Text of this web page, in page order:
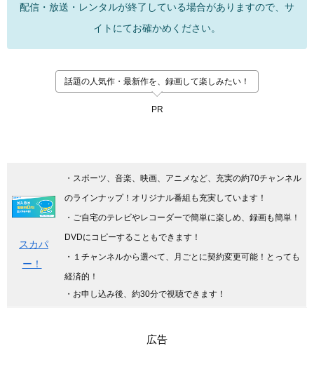
配信・放送・レンタルが終了している場合がありますので、サ
イトにてお確かめください。
話題の人気作・最新作を、録画して楽しみたい！
PR
スカパ
ー！
・スポーツ、音楽、映画、アニメなど、充実の約70チャンネル
のラインナップ！オリジナル番組も充実しています ！
・ご自宅のテレビやレコーダーで簡単に楽しめ、録画も簡単！
DVDにコピーすることもできます！
・１チャンネルから選べて、月ごとに契約変更可能！とっても
経済的！
・お申し込み後、約30分で視聴できます！
広告